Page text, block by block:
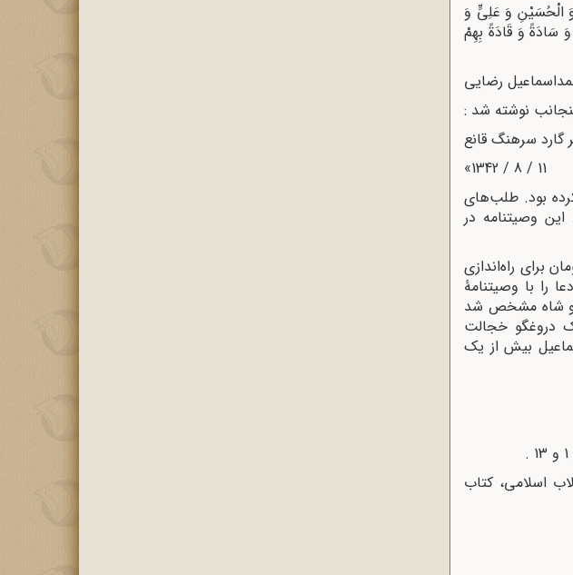
وَ الْحُسَیْنِ وَ عَلِیٍّ وَ
سَادَةً وَ قَادَةً بِهِمْ
رضایی
نوشته شد :
11 / 8 / 1342»
بود. طلب‌های
وصیتنامه در
رژیم پهلوی ادعا کرده بود آن‌ دو هر کدام 200 هزار تومان برای راه‌اندازی
را با وصیتنامۀ
و شاه مشخص شد
دروغگو خجالت
بیش از یک
19 بهمن 1396، مرکز اسناد انقلاب اسلامی، کتاب